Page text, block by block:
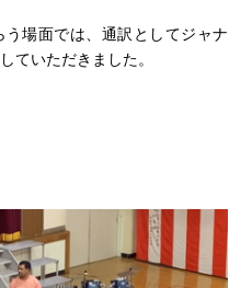
場面では、通訳としてジャナ
ていただきました。